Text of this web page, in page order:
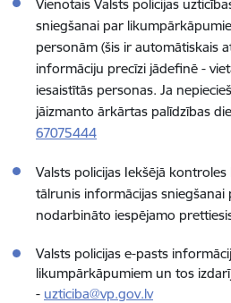
Vienotais Valsts policijas
sniegšanai par
personām (šis ir automātiskais
informāciju precīzi jādefinē -
iesaistītās personas. Ja
jāizmanto ārkārtas palīdzības
67075444
Valsts policijas Iekšējā
tālrunis informācijas sniegšanai
nodarbināto iespējamo
Valsts policijas e-pasts
likumpārkāpumiem un tos
- uzticiba@vp.gov.lv